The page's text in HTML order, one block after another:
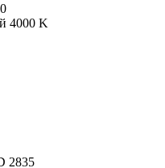
4000 K
2835